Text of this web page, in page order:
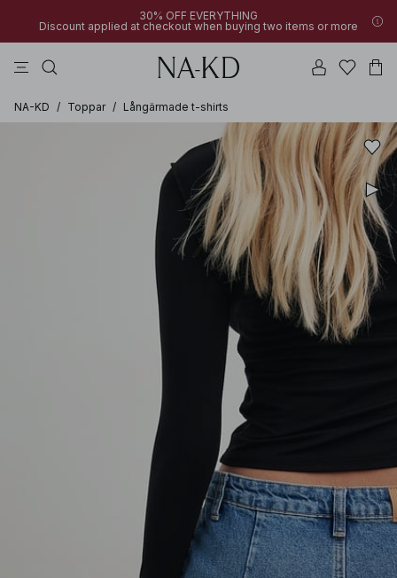
30% OFF EVERYTHING
Discount applied at checkout when buying two items or more
NA-KD / Toppar / Långärmade t-shirts